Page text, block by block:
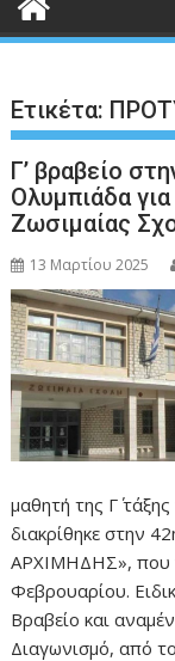
Ετικέτα:
Γ’ βραβείο
Ολυμπιάδα
Ζωσιμαίας
13 Μαρτίου 2025
μαθητή της Γ΄
διακρίθηκε στην
ΑΡΧΙΜΗΔΗΣ», που
Φεβρουαρίου.
Βραβείο και
Διαγωνισμό, από